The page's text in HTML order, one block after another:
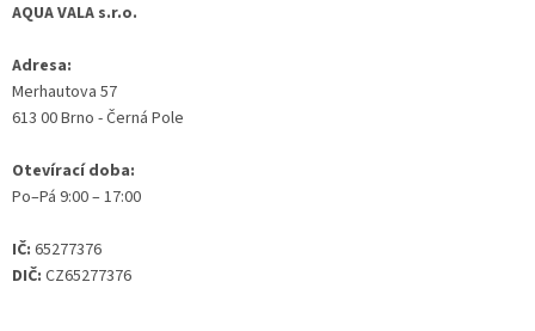
AQUA VALA s.r.o.
Adresa:
Merhautova 57
613 00 Brno - Černá Pole
Otevírací doba:
Po–Pá 9:00 – 17:00
IČ: 65277376
DIČ: CZ65277376